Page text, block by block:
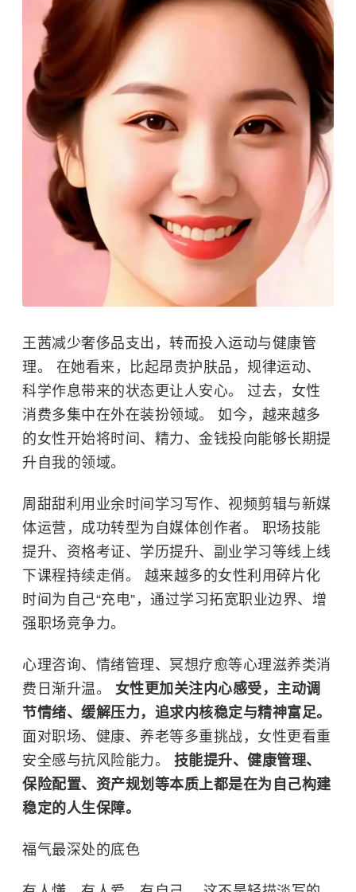
王茜减少奢侈品支出，转而投入运动与健康管
理。 在她看来，比起昂贵护肤品，规律运动、
科学作息带来的状态更让人安心。 过去，女性
消费多集中在外在装扮领域。 如今，越来越多
的女性开始将时间、精力、金钱投向能够长期提
升自我的领域。
周甜甜利用业余时间学习写作、视频剪辑与新媒
体运营，成功转型为自媒体创作者。 职场技能
提升、资格考证、学历提升、副业学习等线上线
下课程持续走俏。 越来越多的女性利用碎片化
时间为自己“充电”，通过学习拓宽职业边界、增
强职场竞争力。
心理咨询、情绪管理、冥想疗愈等心理滋养类消
费日渐升温。 女性更加关注内心感受，主动调
节情绪、缓解压力，追求内核稳定与精神富足。
面对职场、健康、养老等多重挑战，女性更看重
安全感与抗风险能力。 技能提升、健康管理、
保险配置、资产规划等本质上都是在为自己构建
稳定的人生保障。
福气最深处的底色